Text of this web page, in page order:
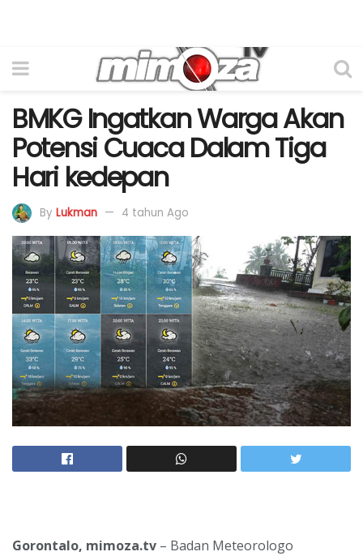
BMKG Ingatkan Warga Akan
Potensi Cuaca Dalam Tiga
Hari kedepan
By Lukman 4 tahun Ago
Gorontalo, mimoza.tv – Badan Meteorologo